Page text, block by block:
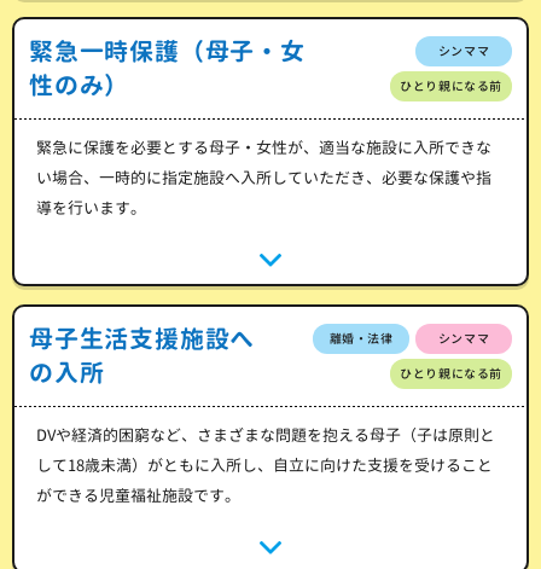
緊急一時保護（母子・女
性のみ）
シンママ
ひとり親になる前
緊急に保護を必要とする母子・女性が、適当な施設に入所できな
い場合、一時的に指定施設へ入所していただき、必要な保護や指
導を行います。
母子生活支援施設へ
の入所
離婚・法律 シンママ
ひとり親になる前
DVや経済的困窮など、さまざまな問題を抱える母子（子は原則と
して18歳未満）がともに入所し、自立に向けた支援を受けること
ができる児童福祉施設です。